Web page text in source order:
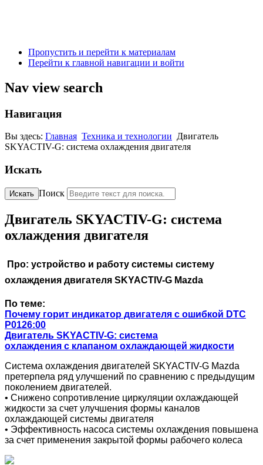
Пропустить и перейти к материалам
Перейти к главной навигации и войти
Nav view search
Навигация
Вы здесь: Главная Техника и технологии Двигатель
SKYACTIV-G: система охлаждения двигателя
Искать
Искать Поиск
Двигатель SKYACTIV-G: система
охлаждения двигателя
Про: устройство и работу системы систему
охлаждения двигателя SKYACTIV-G Mazda
По теме:
Почему горит индикатор двигателя с ошибкой DTC
P0126:00
Двигатель SKYACTIV-G: система
охлаждения с клапаном охлаждающей жидкости
Система охлаждения двигателей SKYACTIV-G Mazda
претерпела ряд улучшений по сравнению с предыдущим
поколением двигателей.
• Снижено сопротивление циркуляции охлаждающей
жидкости за счет улучшения формы каналов
охлаждающей системы двигателя
• Эффективность насоса системы охлаждения повышена
за счет применения закрытой формы рабочего колеса